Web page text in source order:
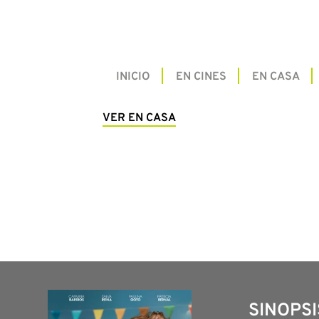
INICIO EN CINES EN CASA
VER EN CASA